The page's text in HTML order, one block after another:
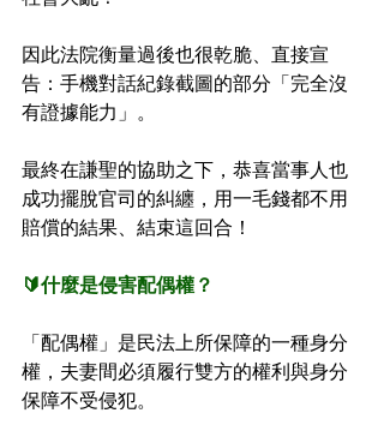
因此法院衡量過後也很乾脆、直接宣
告：手機對話紀錄截圖的部分「完全沒
有證據能力」。
最終在謙聖的協助之下，恭喜當事人也
成功擺脫官司的糾纏，用一毛錢都不用
賠償的結果、結束這回合！
🔰什麼是侵害配偶權？
「配偶權」是民法上所保障的一種身分
權，夫妻間必須履行雙方的權利與身分
保障不受侵犯。